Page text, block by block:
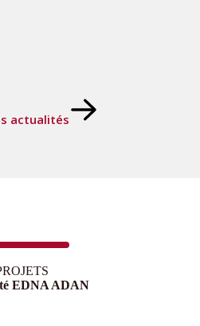
actualités
EDNA ADAN